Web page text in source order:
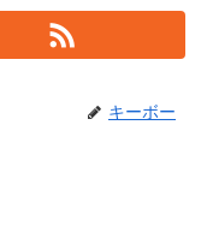
キーボー